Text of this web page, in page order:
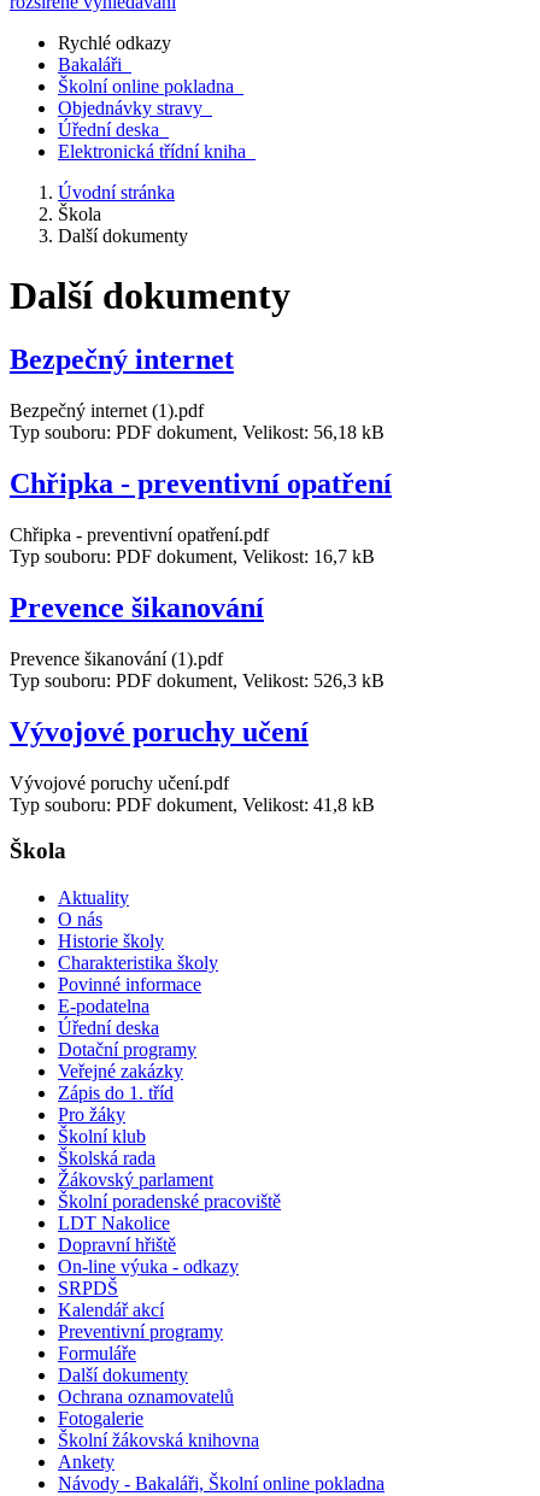
Rychlé odkazy
Bakaláři
Školní online pokladna
Objednávky stravy
Úřední deska
Elektronická třídní kniha
Úvodní stránka
Škola
Další dokumenty
Další dokumenty
Bezpečný internet
Bezpečný internet (1).pdf
Typ souboru: PDF dokument, Velikost: 56,18 kB
Chřipka - preventivní opatření
Chřipka - preventivní opatření.pdf
Typ souboru: PDF dokument, Velikost: 16,7 kB
Prevence šikanování
Prevence šikanování (1).pdf
Typ souboru: PDF dokument, Velikost: 526,3 kB
Vývojové poruchy učení
Vývojové poruchy učení.pdf
Typ souboru: PDF dokument, Velikost: 41,8 kB
Škola
Aktuality
O nás
Historie školy
Charakteristika školy
Povinné informace
E-podatelna
Úřední deska
Dotační programy
Veřejné zakázky
Zápis do 1. tříd
Pro žáky
Školní klub
Školská rada
Žákovský parlament
Školní poradenské pracoviště
LDT Nakolice
Dopravní hřiště
On-line výuka - odkazy
SRPDŠ
Kalendář akcí
Preventivní programy
Formuláře
Další dokumenty
Ochrana oznamovatelů
Fotogalerie
Školní žákovská knihovna
Ankety
Návody - Bakaláři, Školní online pokladna